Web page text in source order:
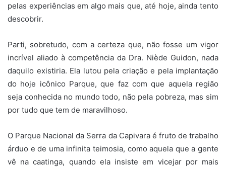
pelas experiências em algo mais que, até hoje, ainda tento
descobrir.
Parti, sobretudo, com a certeza que, não fosse um vigor
incrível aliado à competência da Dra. Niède Guidon, nada
daquilo existiria. Ela lutou pela criação e pela implantação
do hoje icônico Parque, que faz com que aquela região
seja conhecida no mundo todo, não pela pobreza, mas sim
por tudo que tem de maravilhoso.
O Parque Nacional da Serra da Capivara é fruto de trabalho
árduo e de uma infinita teimosia, como aquela que a gente
vê na caatinga, quando ela insiste em vicejar por mais